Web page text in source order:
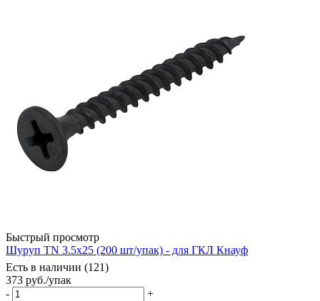
Быстрый просмотр
Шуруп TN 3.5x25 (200 шт/упак) - для ГКЛ Кнауф
Есть в наличии (121)
373 руб./упак
-
+